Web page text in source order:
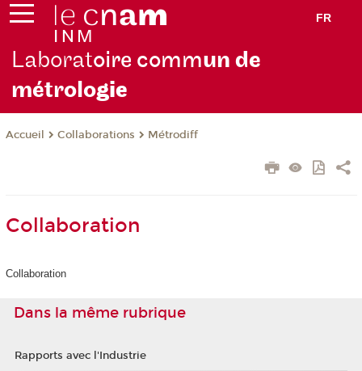
FR
Laboratoire commun de
métrologie
Accueil Collaborations Métrodiff
Collaboration
Collaboration
Dans la même rubrique
Rapports avec l'Industrie